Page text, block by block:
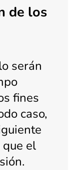
de los
serán
fines
caso,
que el